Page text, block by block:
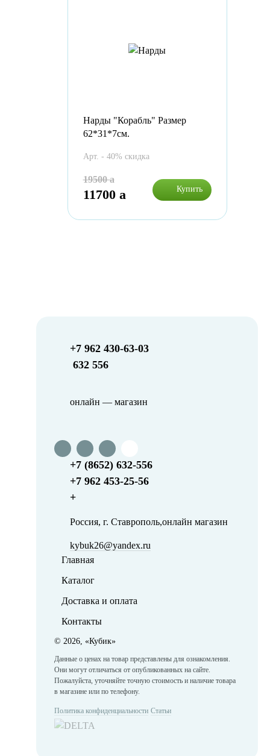
Нарды "Корабль" Размер
62*31*7см.
Арт. - 40% скидка
19500a
11700 a Купить
+7 962 430-63-03
632 556
онлайн — магазин
+7 (8652) 632-556
+7 962 453-25-56
+
Россия, г. Ставрополь,онлайн магазин
kybuk26@yandex.ru
Главная
Каталог
Доставка и оплата
Контакты
© 2026, «Кубик»
Данные о ценах на товар представлены для ознакомления.
Они могут отличаться от опубликованных на сайте.
Пожалуйста, уточняйте точную стоимость и наличие товара
в магазине или по телефону.
Политика конфиденциальности Статьи